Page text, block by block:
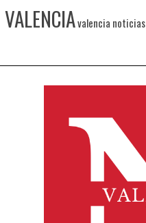
VALENCIAvalencia noticias